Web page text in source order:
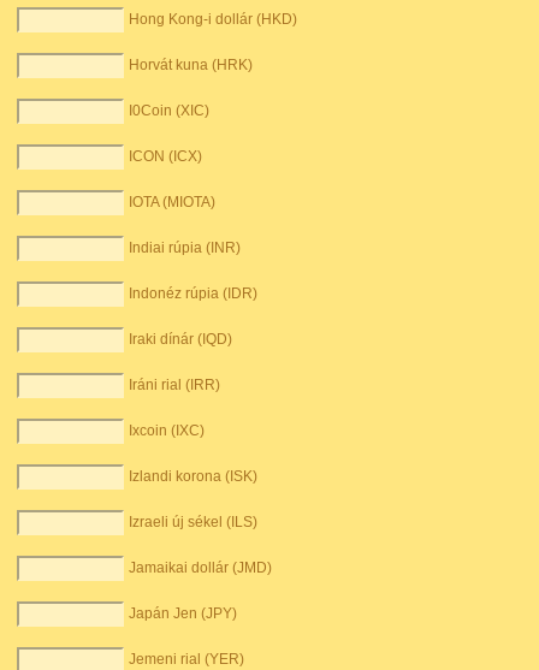
Hong Kong-i dollár (HKD)
Horvát kuna (HRK)
I0Coin (XIC)
ICON (ICX)
IOTA (MIOTA)
Indiai rúpia (INR)
Indonéz rúpia (IDR)
Iraki dínár (IQD)
Iráni rial (IRR)
Ixcoin (IXC)
Izlandi korona (ISK)
Izraeli új sékel (ILS)
Jamaikai dollár (JMD)
Japán Jen (JPY)
Jemeni rial (YER)